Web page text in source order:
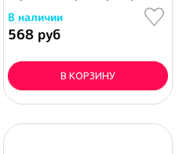
В наличии
568 руб
В КОРЗИНУ